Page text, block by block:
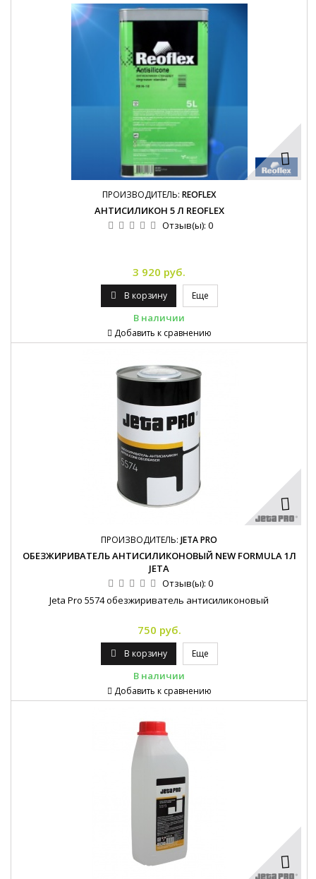
ПРОИЗВОДИТЕЛЬ: REOFLEX
АНТИСИЛИКОН 5 Л REOFLEX
Отзыв(ы): 0
3 920 руб.
В корзину Еще
В наличии
Добавить к сравнению
ПРОИЗВОДИТЕЛЬ: JETA PRO
ОБЕЗЖИРИВАТЕЛЬ АНТИСИЛИКОНОВЫЙ NEW FORMULA 1Л
JETA
Отзыв(ы): 0
Jeta Pro 5574 обезжириватель антисиликоновый
750 руб.
В корзину Еще
В наличии
Добавить к сравнению